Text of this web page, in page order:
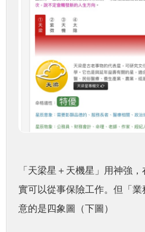
「天梁星＋天機星」用神強
實可以從事保險工作。但「
意的是四象圖（下圖）